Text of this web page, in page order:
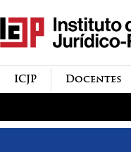
icjp
menu-institucional
Docentes
ICJP